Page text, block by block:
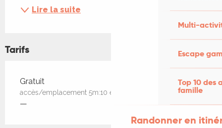
Multi-
Escape
Top 10 des
famille
Randonner en
Lire la suite
Tarifs
Tarifs 2026
Gratuit
accès/emplacement 5m:10 euros
—